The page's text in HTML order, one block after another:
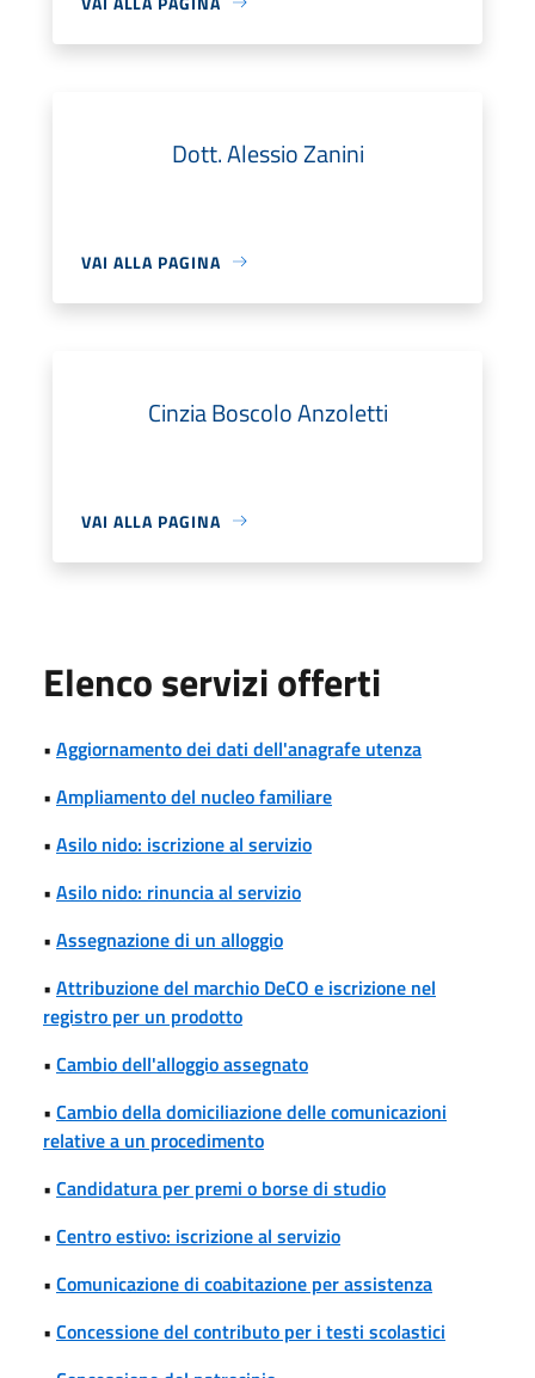
Dott. Alessio Zanini
VAI ALLA PAGINA
Cinzia Boscolo Anzoletti
VAI ALLA PAGINA
Elenco servizi offerti
• Aggiornamento dei dati dell'anagrafe utenza
• Ampliamento del nucleo familiare
• Asilo nido: iscrizione al servizio
• Asilo nido: rinuncia al servizio
• Assegnazione di un alloggio
• Attribuzione del marchio DeCO e iscrizione nel
registro per un prodotto
• Cambio dell'alloggio assegnato
• Cambio della domiciliazione delle comunicazioni
relative a un procedimento
• Candidatura per premi o borse di studio
• Centro estivo: iscrizione al servizio
• Comunicazione di coabitazione per assistenza
• Concessione del contributo per i testi scolastici